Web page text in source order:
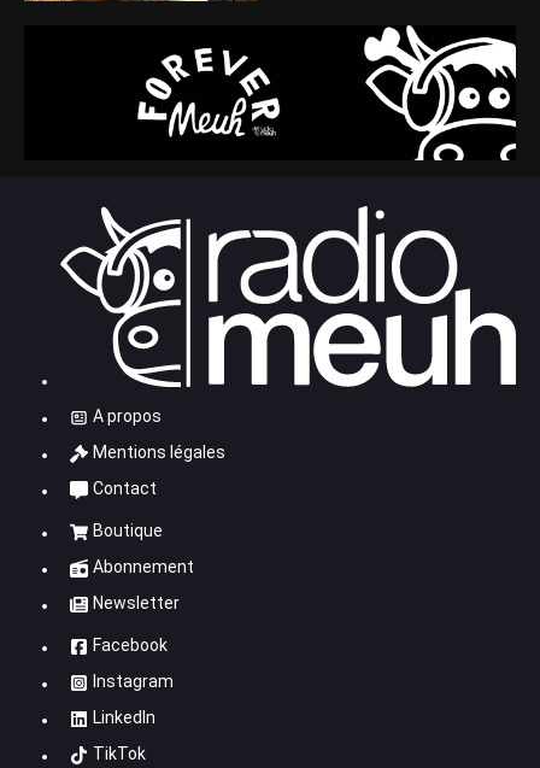
A propos
Mentions légales
Contact
Boutique
Abonnement
Newsletter
Facebook
Instagram
LinkedIn
TikTok